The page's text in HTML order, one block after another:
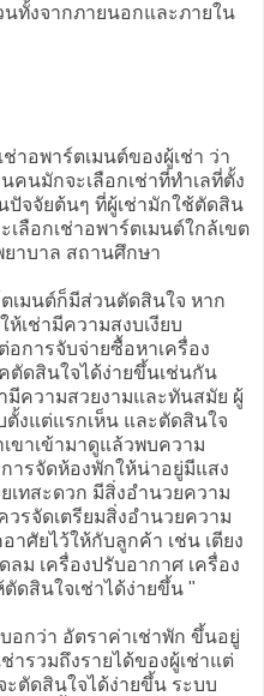
นทั้งจากภายนอกและภายใน
าอพาร์ตเมนต์ของผู้เช่า ว่า
คนมักจะเลือกเช่าที่ทำเลที่ตั้ง
ปัจจัยต้นๆ ที่ผู้เช่ามักใช้ตัดสิน
เลือกเช่าอพาร์ตเมนต์ใกล้เขต
าบาล สถานศึกษา
เมนต์ก็มีส่วนตัดสินใจ หาก
เช่ามีความสงบเงียบ
การจับจ่ายซื้อหาเครื่อง
ตัดสินใจได้ง่ายขึ้นเช่นกัน
มีความสวยงามและทันสมัย ผู้
ตั้งแต่แรกเห็น และตัดสินใจ
ขาเข้ามาดูแล้วพบความ
ารจัดห้องพักให้น่าอยู่มีแสง
เทสะดวก มีสิ่งอำนวยความ
รจัดเตรียมสิ่งอำนวยความ
ศัยไว้ให้กับลูกค้า เช่น เตียง
ม เครื่องปรับอากาศ เครื่อง
ดสินใจเช่าได้ง่ายขึ้น "
อกว่า อัตราค่าเช่าพัก ขึ้นอยู่
ารวมถึงรายได้ของผู้เช่าแต่
ะตัดสินใจได้ง่ายขึ้น ระบบ